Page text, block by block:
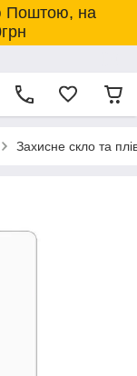
Поштою, на
Захисне скло та